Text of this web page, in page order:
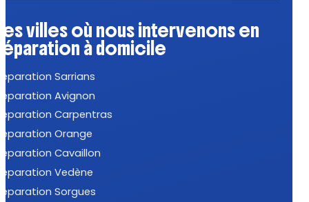
villes où nous intervenons en
à domicile
Sarrians
Avignon
Carpentras
Orange
Cavaillon
Vedène
Sorgues